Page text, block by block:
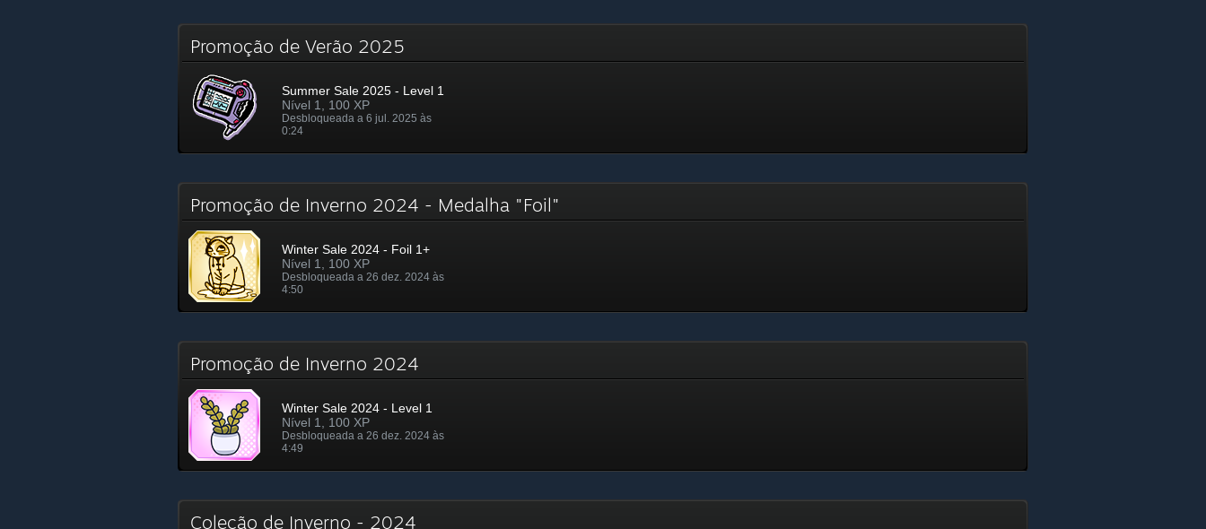
Promoção de Verão 2025
Summer Sale 2025 - Level 1
Nível 1, 100 XP
Desbloqueada a 6 jul. 2025 às
0:24
Promoção de Inverno 2024 - Medalha "Foil"
Winter Sale 2024 - Foil 1+
Nível 1, 100 XP
Desbloqueada a 26 dez. 2024 às
4:50
Promoção de Inverno 2024
Winter Sale 2024 - Level 1
Nível 1, 100 XP
Desbloqueada a 26 dez. 2024 às
4:49
Coleção de Inverno - 2024